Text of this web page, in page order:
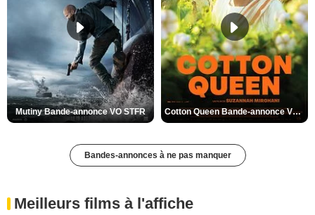
Mutiny Bande-annonce VO STFR Cotton Queen Bande-annonce VO STFR
Bandes-annonces à ne pas manquer
Meilleurs films à l'affiche